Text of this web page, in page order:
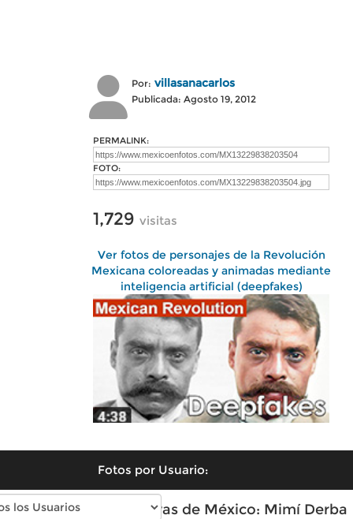
Por: villasanacarlos
Publicada: Agosto 19, 2012
PERMALINK:
FOTO:
1,729 visitas
Ver fotos de personajes de la Revolución
Mexicana coloreadas y animadas mediante
inteligencia artificial (deepfakes)
Fotos por Usuario:
Fotos antiguas de Divas de México: Mimí Derba